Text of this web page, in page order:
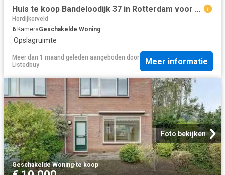
Huis te koop Bandeloodijk 37 in Rotterdam voor € 450.000
Hordijkerveld
6 KamersGeschakelde Woning
·Opslagruimte
Meer dan 1 maand geleden aangeboden door
Listedbuy
Meer informatie
Foto bekijken
Geschakelde Woning·te koop